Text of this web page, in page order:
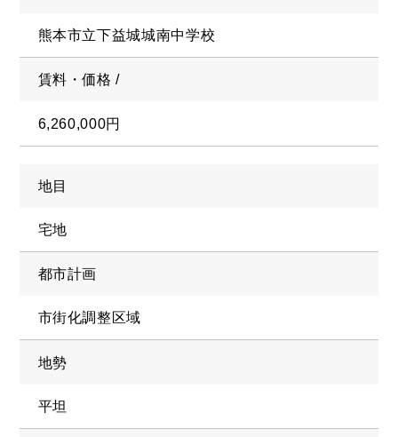
BUY 売買物件
SELL
熊本市立下益城城南中学校
賃料・価格 /
6,260,000円
地目
宅地
都市計画
市街化調整区域
地勢
平坦